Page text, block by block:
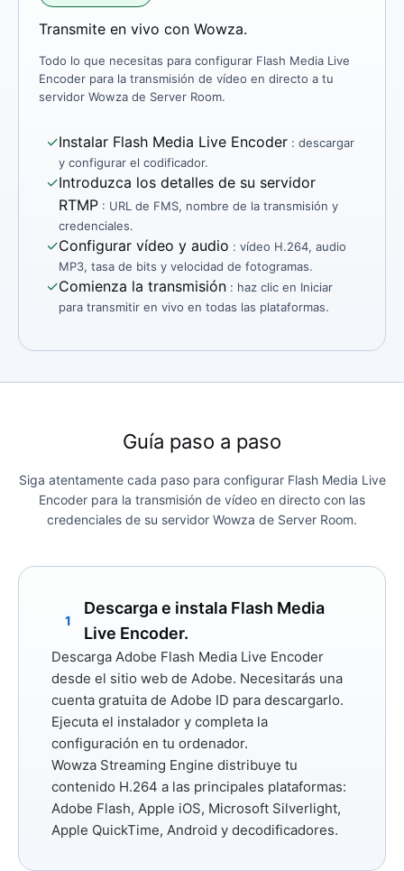
Transmite en vivo con Wowza.
Todo lo que necesitas para configurar Flash Media Live
Encoder para la transmisión de vídeo en directo a tu
servidor Wowza de Server Room.
✓Instalar Flash Media Live Encoder : descargar
y configurar el codificador.
✓Introduzca los detalles de su servidor
RTMP : URL de FMS, nombre de la transmisión y
credenciales.
✓Configurar vídeo y audio : vídeo H.264, audio
MP3, tasa de bits y velocidad de fotogramas.
✓Comienza la transmisión : haz clic en Iniciar
para transmitir en vivo en todas las plataformas.
Guía paso a paso
Siga atentamente cada paso para configurar Flash Media Live
Encoder para la transmisión de vídeo en directo con las
credenciales de su servidor Wowza de Server Room.
1
Descarga e instala Flash Media
Live Encoder.
Descarga Adobe Flash Media Live Encoder
desde el sitio web de Adobe. Necesitarás una
cuenta gratuita de Adobe ID para descargarlo.
Ejecuta el instalador y completa la
configuración en tu ordenador.
Wowza Streaming Engine distribuye tu
contenido H.264 a las principales plataformas:
Adobe Flash, Apple iOS, Microsoft Silverlight,
Apple QuickTime, Android y decodificadores.